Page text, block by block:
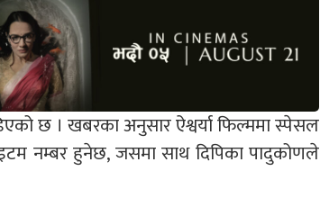
छ । खबरका अनुसार ऐश्वर्या फिल्ममा स्पेसल
नम्बर हुनेछ, जसमा साथ दिपिका पादुकोणले